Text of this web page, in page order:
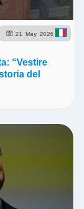
21 May 2026
“Vestire
del